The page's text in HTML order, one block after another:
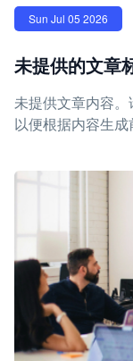
Sun Jul 05 2026
未提供的文章
未提供文章内容。
以便根据内容生成